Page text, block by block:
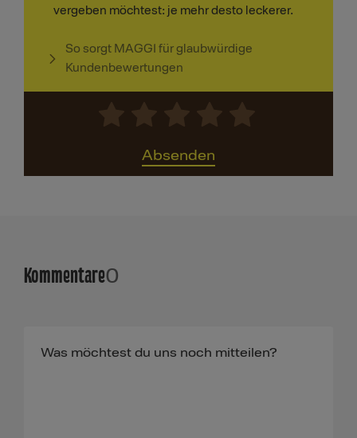
vergeben möchtest: je mehr desto leckerer.
So sorgt MAGGI für glaubwürdige
Kundenbewertungen
Absenden
Kommentare0